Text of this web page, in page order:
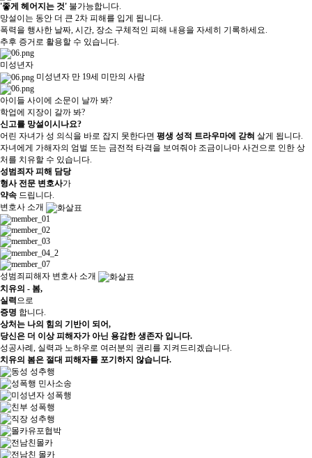
'좋게 헤어지는 것' 불가능합니다.
망설이는 동안 더 큰 2차 피해를 입게 됩니다.
폭력을 행사한 날짜, 시간, 장소 구체적인 피해 내용을 자세히 기록하세요.
추후 증거로 활용할 수 있습니다.
미성년자
미성년자 만 19세 미만의 사람
아이들 사이에 소문이 날까 봐?
학업에 지장이 갈까 봐?
신고를 망설이시나요?
어린 자녀가 성 의식을 바로 잡지 못한다면 평생 성적 트라우마에 갇혀 살게 됩니다.
자녀에게 가해자의 엄벌 또는 금전적 타격을 보여줘야 조금이나마 사건으로 인한 상
처를 치유할 수 있습니다.
성범죄자 피해 담당
형사 전문 변호사가
약속 드립니다.
변호사 소개
성범죄피해자 변호사 소개
치유의 - 봄,
실력 으로
증명 합니다.
상처는 나의 힘의 기반이 되어,
당신은 더 이상 피해자가 아닌 용감한 생존자 입니다.
성공사례, 실력과 노하우로 여러분의 권리를 지켜드리겠습니다.
치유의 봄은 절대 피해자를 포기하지 않습니다.